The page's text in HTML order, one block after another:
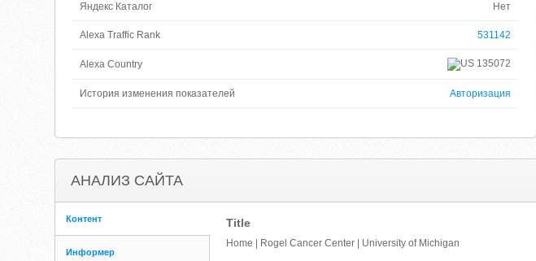
Яндекс Каталог Нет
Alexa Traffic Rank 531142
Alexa Country 135072
История изменения показателей Авторизация
АНАЛИЗ САЙТА
Контент
Информер
Title
Home | Rogel Cancer Center | University of Michigan